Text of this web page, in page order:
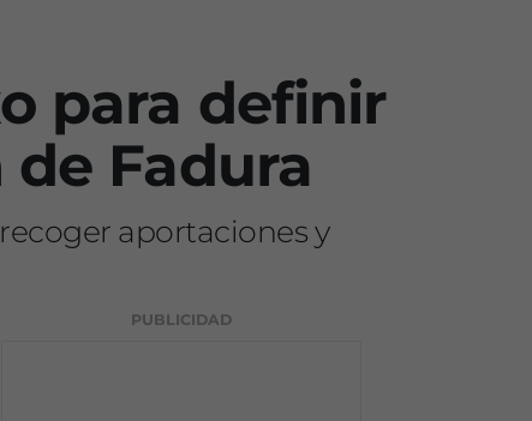
para definir
Fadura
aportaciones y
PUBLICIDAD